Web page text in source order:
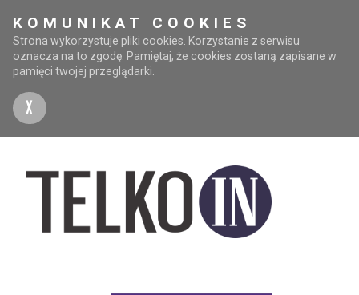
KOMUNIKAT COOKIES
Strona wykorzystuje pliki cookies. Korzystanie z serwisu
oznacza na to zgodę. Pamiętaj, że cookies zostaną zapisane w
pamięci twojej przeglądarki.
X